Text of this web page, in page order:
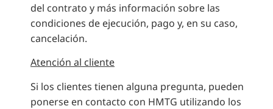
del contrato y más información sobre las
condiciones de ejecución, pago y, en su caso,
cancelación.
Atención al cliente
Si los clientes tienen alguna pregunta, pueden
ponerse en contacto con HMTG utilizando los